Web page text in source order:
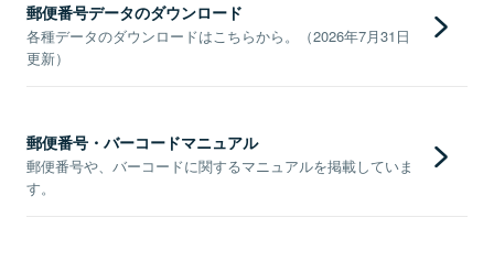
郵便番号データのダウンロード
各種データのダウンロードはこちらから。（2026年7月31日
更新）
郵便番号・バーコードマニュアル
郵便番号や、バーコードに関するマニュアルを掲載していま
す。